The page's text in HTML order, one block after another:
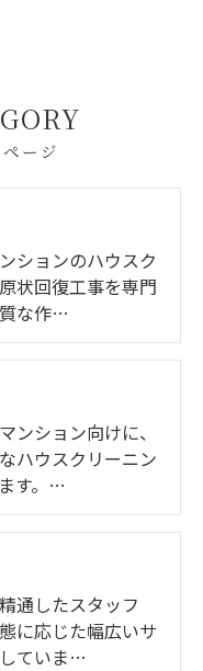
ージ
ションのハウスク
状回復工事を専門
な作…
ンション向けに、
ハウスクリーニン
す。…
通したスタッフ
に応じた幅広いサ
ていま…